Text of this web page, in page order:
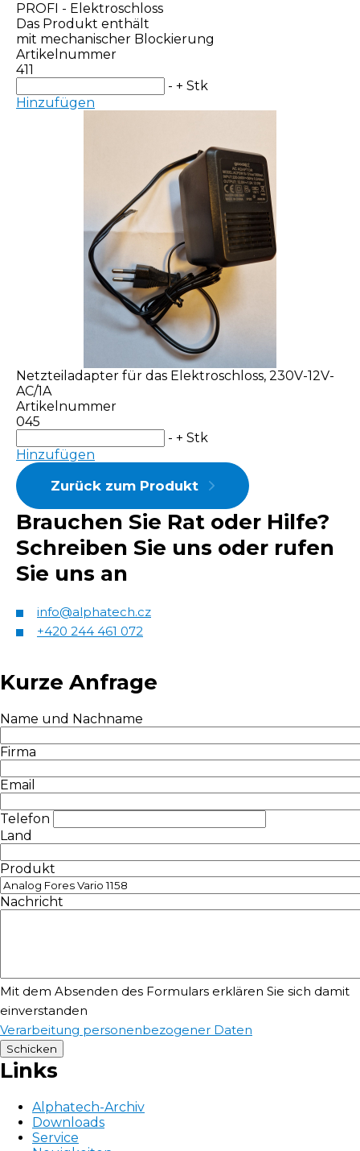
PROFI - Elektroschloss
Das Produkt enthält
mit mechanischer Blockierung
Artikelnummer
411
- + Stk
Hinzufügen
Netzteiladapter für das Elektroschloss, 230V-12V-
AC/1A
Artikelnummer
045
- + Stk
Hinzufügen
Zurück zum Produkt
Brauchen Sie Rat oder Hilfe?
Schreiben Sie uns oder rufen
Sie uns an
info@alphatech.cz
+420 244 461 072
Kurze Anfrage
Name und Nachname
Firma
Email
Telefon
Land
Produkt
Nachricht
Mit dem Absenden des Formulars erklären Sie sich damit
einverstanden
Verarbeitung personenbezogener Daten
Links
Alphatech-Archiv
Downloads
Service